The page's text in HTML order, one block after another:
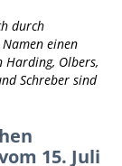
durch
einen
Harding, Olbers,
Schreber sind
15. Juli